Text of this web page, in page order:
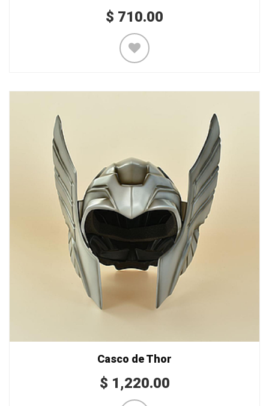
$ 710.00
Casco de Thor
$ 1,220.00